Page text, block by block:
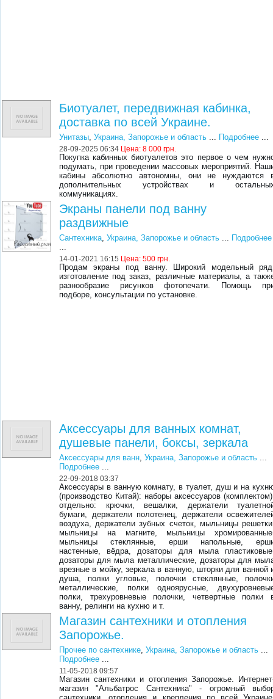
Биотуалет, передвижная кабинка,
доставка по всей Украине.
Унитазы,Украина, Запорожье и область ... Подробнее ...
28-09-2025 06:34 Цена:8 000 грн.
Покупка кабинных биотуалетов это первое о чем
подумать, при проведении массовых мероприятий.
кабины абсолютно автономны, они не нуждаются
дополнительных устройствах и
коммуникациях.
Экраны панели под ванну
раздвижные
Сантехника,Украина, Запорожье и область ... Подробнее
...
14-01-2021 16:15 Цена:500 грн.
Продам экраны под ванну. Широкий модельный
изготовление под заказ, различные материалы, а
разнообразие рисунков фотопечати. Помощь
подборе, консультации по установке.
Аксессуары для ванных комнат,
душевые панели, боксы, зеркала
Аксессуары для ванн,Украина, Запорожье и область ...
Подробнее ...
22-09-2018 03:37
Аксессуары в ванную комнату, в туалет, душ и на
(производство Китай): наборы аксессуаров
отдельно: крючки, вешалки, держатели
бумаги, держатели полотенец, держатели
воздуха, держатели зубных счеток, мыльницы
мыльницы на магните, мыльницы
мыльницы стеклянные, ерши напольные,
настенные, вёдра, дозаторы для мыла
дозаторы для мыла металлические, дозаторы для
врезные в мойку, зеркала в ванную, шторки для ванной
душа, полки угловые, полочки стеклянные,
металлические, полки одноярусные,
полки, трехуровневые полочки, четвертные полки
ванну, релинги на кухню и т.
Магазин сантехники и отопления
Запорожье.
Прочее по сантехнике,Украина, Запорожье и область ...
Подробнее ...
11-05-2018 09:57
Магазин сантехники и отопления Запорожье.
магазин "Альбатрос Сантехника" - огромный